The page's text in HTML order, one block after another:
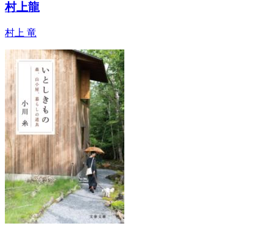
村上龍
村上 竜